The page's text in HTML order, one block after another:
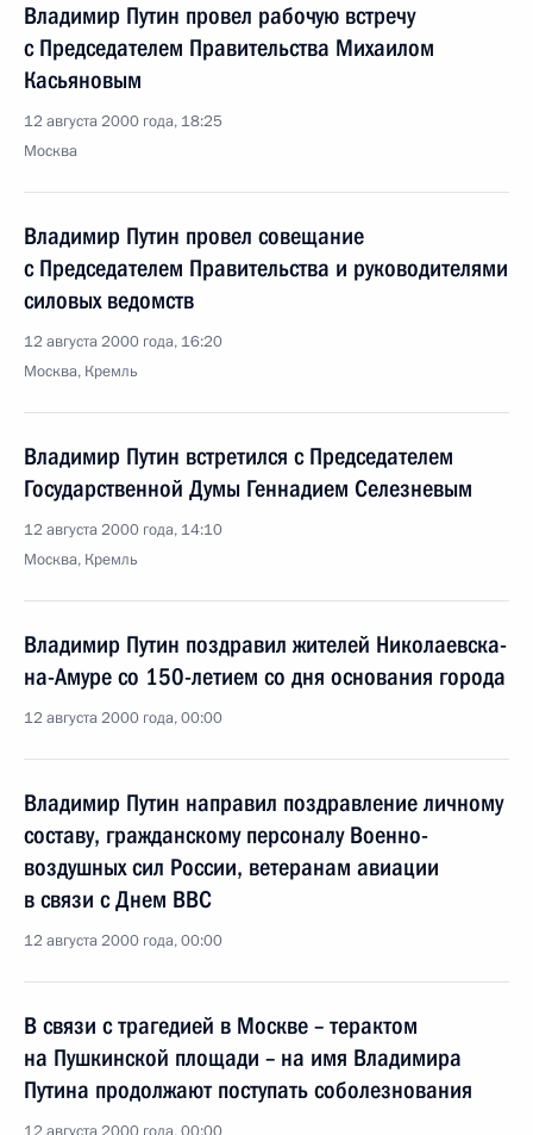
Владимир Путин провел рабочую встречу
с Председателем Правительства Михаилом
Касьяновым
12 августа 2000 года, 18:25
Москва
Владимир Путин провел совещание
с Председателем Правительства и руководителями
силовых ведомств
12 августа 2000 года, 16:20
Москва, Кремль
Владимир Путин встретился с Председателем
Государственной Думы Геннадием Селезневым
12 августа 2000 года, 14:10
Москва, Кремль
Владимир Путин поздравил жителей Николаевска-
на-Амуре со 150-летием со дня основания города
12 августа 2000 года, 00:00
Владимир Путин направил поздравление личному
составу, гражданскому персоналу Военно-
воздушных сил России, ветеранам авиации
в связи с Днем ВВС
12 августа 2000 года, 00:00
В связи с трагедией в Москве – терактом
на Пушкинской площади – на имя Владимира
Путина продолжают поступать соболезнования